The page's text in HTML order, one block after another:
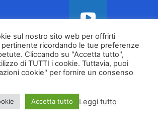
e Salute web è
sostenuto da
sul nostro sito web per offrirti
ricordando le tue preferenze
Cliccando su "Accetta tutto",
di TUTTI i cookie. Tuttavia, puoi
cookie" per fornire un consenso
Accetta tutto Leggi tutto